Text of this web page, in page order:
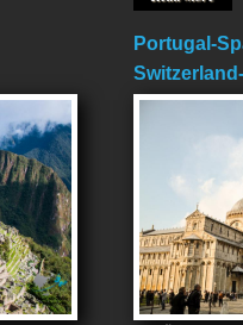
Portugal-